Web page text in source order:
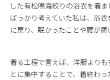
した有松鳴海絞りの浴衣を着
ばっかり考えていた私は、浴
に戻り、眠かったことや腰が痛
着る工程で言えば、洋服より
とに集中することで、着終わ